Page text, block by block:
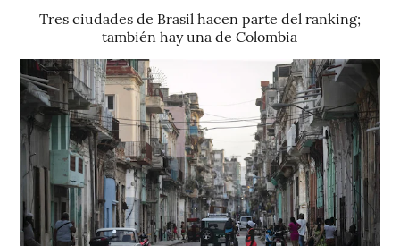
Tres ciudades de Brasil hacen parte del ranking;
también hay una de Colombia